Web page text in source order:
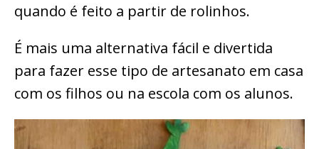
quando é feito a partir de rolinhos.
É mais uma alternativa fácil e divertida
para fazer esse tipo de artesanato em casa
com os filhos ou na escola com os alunos.